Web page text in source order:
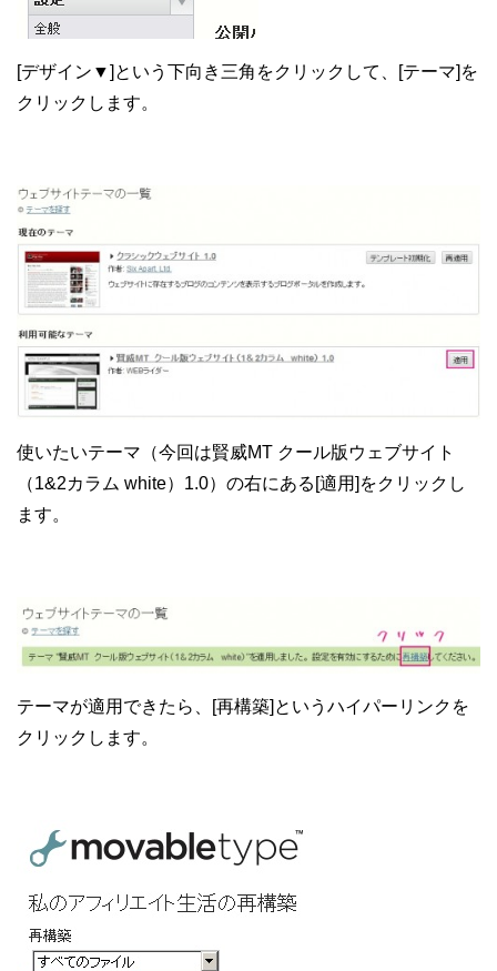
[デザイン▼]という下向き三角をクリックして、[テーマ]を
クリックします。
使いたいテーマ（今回は賢威MT クール版ウェブサイト
（1&2カラム white）1.0）の右にある[適用]をクリックし
ます。
テーマが適用できたら、[再構築]というハイパーリンクを
クリックします。